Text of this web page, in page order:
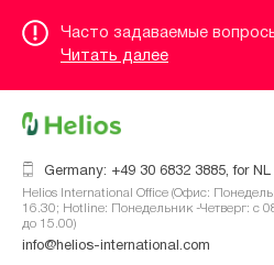
Часто задаваемые
Читать далее
Germany: +49 30 6832 3885, for
Helios International Office (Офис:
16.30; Hotline: Понедельник -Четверг: с
до 15.00)
info@helios-international.com